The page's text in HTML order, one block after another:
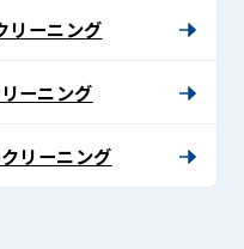
リーニング
ーニング
リーニング